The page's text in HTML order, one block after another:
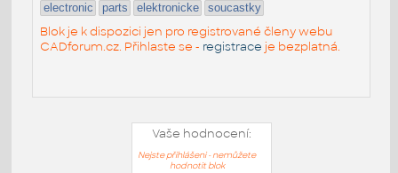
electronic parts elektronicke soucastky
Blok je k dispozici jen pro registrované členy webu
CADforum.cz. Přihlaste se - registrace je bezplatná.
Vaše hodnocení:
Nejste přihlášeni - nemůžete
hodnotit blok